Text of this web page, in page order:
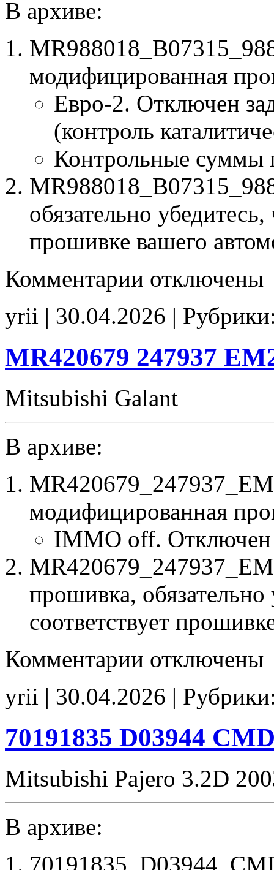
В архиве:
модифицированная
Евро-2. Отключен
(контроль
Контрольные суммы
обязательно
прошивке вашего
Комментарии записи
988018
E2
отключены
yrii | 30.04.2026 |
MR420679 247937
Mitsubishi Galant
В архиве:
модифицированная
IMMO off. Отключен
прошивка, обязательно
соответствует
Комментарии записи
EM2479
IMMO_off
отключены
yrii | 30.04.2026 |
70191835 D03944
Mitsubishi Pajero 3.2D
В архиве: